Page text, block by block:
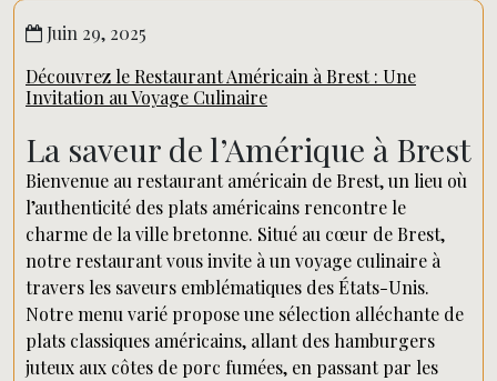
Juin 29, 2025
Découvrez le Restaurant Américain à Brest : Une
Invitation au Voyage Culinaire
La saveur de l’Amérique à Brest
Bienvenue au restaurant américain de Brest, un lieu où
l’authenticité des plats américains rencontre le
charme de la ville bretonne. Situé au cœur de Brest,
notre restaurant vous invite à un voyage culinaire à
travers les saveurs emblématiques des États-Unis.
Notre menu varié propose une sélection alléchante de
plats classiques américains, allant des hamburgers
juteux aux côtes de porc fumées, en passant par les